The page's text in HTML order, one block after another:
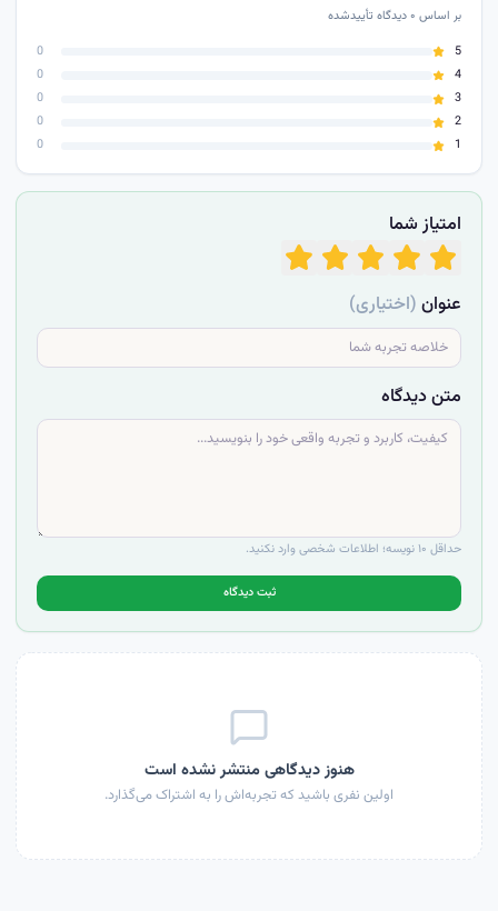
بر اساس ۰دیدگاه تأییدشده
5
0
4
0
3
0
2
0
1
0
امتیاز شما
عنوان(اختیاری)
متن دیدگاه
حداقل ۱۰ نویسه؛ اطلاعات شخصی وارد نکنید.
ثبت دیدگاه
هنوز دیدگاهی منتشر نشده است
اولین نفری باشید که تجربه‌اش را به اشتراک می‌گذارد.